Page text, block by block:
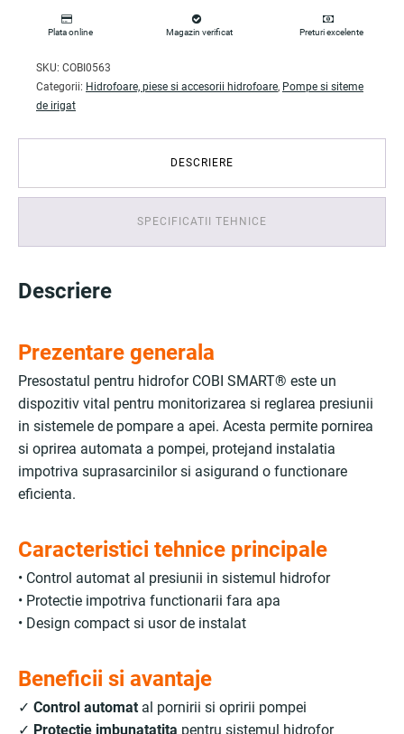
Plata online Magazin verificat Preturi excelente
SKU: COBI0563
Categorii: Hidrofoare, piese si accesorii hidrofoare, Pompe si siteme
de irigat
DESCRIERE
SPECIFICATII TEHNICE
Descriere
Prezentare generala
Presostatul pentru hidrofor COBI SMART® este un
dispozitiv vital pentru monitorizarea si reglarea presiunii
in sistemele de pompare a apei. Acesta permite pornirea
si oprirea automata a pompei, protejand instalatia
impotriva suprasarcinilor si asigurand o functionare
eficienta.
Caracteristici tehnice principale
• Control automat al presiunii in sistemul hidrofor
• Protectie impotriva functionarii fara apa
• Design compact si usor de instalat
Beneficii si avantaje
✓ Control automat al pornirii si opririi pompei
✓ Protectie imbunatatita pentru sistemul hidrofor